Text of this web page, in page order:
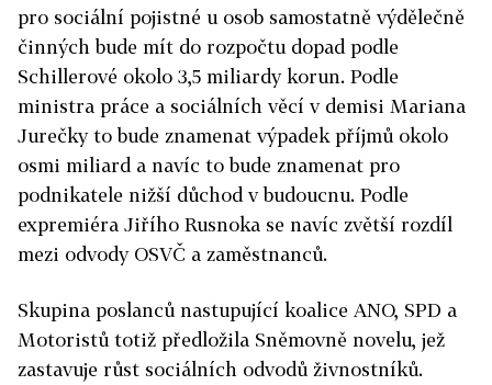
pro sociální pojistné u osob samostatně výdělečně
činných bude mít do rozpočtu dopad podle
Schillerové okolo 3,5 miliardy korun. Podle
ministra práce a sociálních věcí v demisi Mariana
Jurečky to bude znamenat výpadek příjmů okolo
osmi miliard a navíc to bude znamenat pro
podnikatele nižší důchod v budoucnu. Podle
expremiéra Jiřího Rusnoka se navíc zvětší rozdíl
mezi odvody OSVČ a zaměstnanců.
Skupina poslanců nastupující koalice ANO, SPD a
Motoristů totiž předložila Sněmovně novelu, jež
zastavuje růst sociálních odvodů živnostníků.